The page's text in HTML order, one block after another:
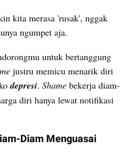
kita merasa 'rusak', nggak
ngumpet aja.
untuk bertanggung
justru memicu menarik diri
depresi. Shame bekerja diam-
diri hanya lewat notifikasi
Diam Menguasai